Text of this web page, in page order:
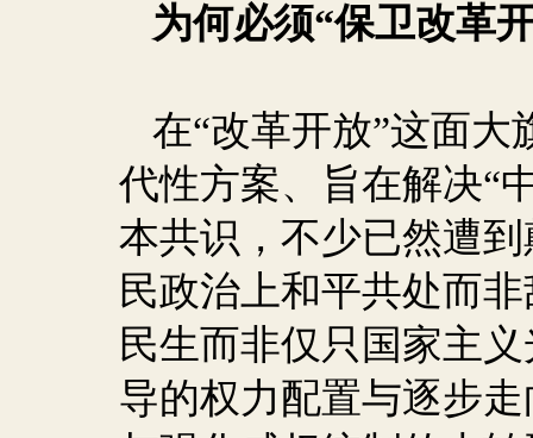
为何必须“保卫改革
在“改革开放”这面
代性方案、旨在解决“
本共识，不少已然遭
民政治上和平共处而
民生而非仅只国家主
导的权力配置与逐步